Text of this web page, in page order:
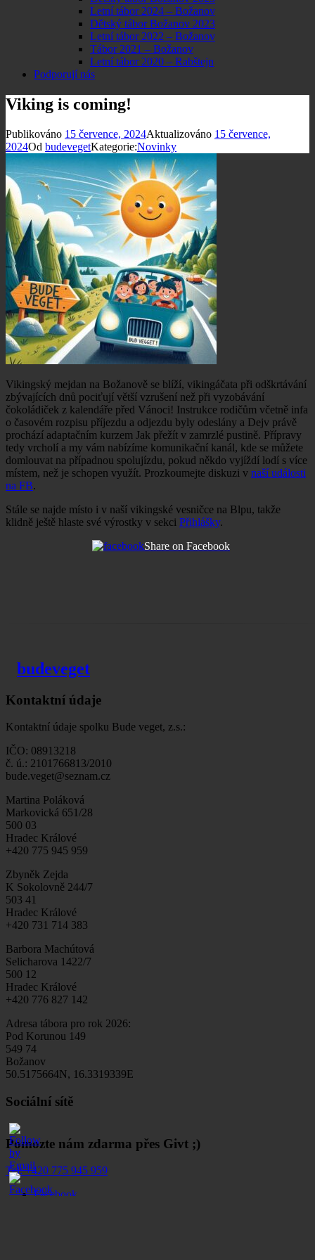
Letní tábor 2024 – Božanov
Dětský tábor Božanov 2023
Letní tábor 2022 – Božanov
Tábor 2021 – Božanov
Letní tábor 2020 – Rabštejn
Podporují nás
Viking is coming!
Publikováno 15 července, 2024Aktualizováno 15 července,
2024Od budevegetKategorie:Novinky
Vikingský mejdan na Božanově se blíží, vikingáčata při odškrtávání
zbývajících dnů pociťují větší vzrušení než při vyzobávání
čokoládiček z kalendáře před Vánoci! Instrukce rodičům včetně infa
o časovém rozpisu příjezdu a odjezdu byly odeslány a Dejv právě
prochází adaptačním kurzem Jak přežít v zamrzlé pustině. Přípravy
tedy vrcholí a my vám nabízíme komunikační kanál, kde se můžete
domlouvat na případnou spolujízdu, pokud někdo vyjíždí lodí s více
místem, než je schopen využít. Prozkoumejte diskuzi v naší události
na FB.
Stále se najde místo i v naší vikingské vesničce na Blpu, takže
klidně ještě hlaste své výrostky v sekci Přihlášky.
Share on Facebook
budeveget
Kontaktní údaje
Kontaktní údaje spolku Bude veget, z.s.:
IČO: 08913218
č. ú.: 2101766813/2010
bude.veget@seznam.cz
Martina Poláková
Markovická 651/28
500 03
Hradec Králové
+420 775 945 959
Zbyněk Zejda
K Sokolovně 244/7
503 41
Hradec Králové
+420 731 714 383
Barbora Machútová
Selicharova 1422/7
500 12
Hradec Králové
+420 776 827 142
Adresa tábora pro rok 2026:
Pod Korunou 149
549 74
Božanov
50.5175664N, 16.3319339E
Sociální sítě
Pomozte nám zdarma přes Givt ;)
Tel:+420 775 945 959
Facebook